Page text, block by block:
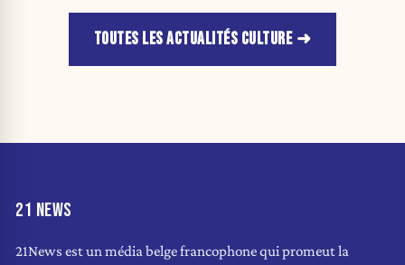
TOUTES LES ACTUALITÉS CULTURE
21 NEWS
21News est un média belge francophone qui promeut la